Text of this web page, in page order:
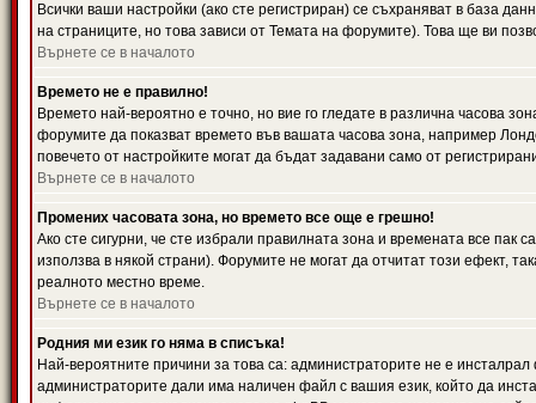
Всички ваши настройки (ако сте регистриран) се съхраняват в база
на страниците, но това зависи от Темата на форумите). Това ще ви
Върнете се в началото
Времето не е правилно!
Времето най-вероятно е точно, но вие го гледате в различна часова
форумите да показват времето във вашата часова зона, например
повечето от настройките могат да бъдат задавани само от
Върнете се в началото
Промених часовата зона, но времето все още е грешно!
Ако сте сигурни, че сте избрали правилната зона и времената все
използва в някой страни). Форумите не могат да отчитат този ефект,
реалното местно време.
Върнете се в началото
Родния ми език го няма в списъка!
Най-вероятните причини за това са: администраторите не е
администраторите дали има наличен файл с вашия език, който да